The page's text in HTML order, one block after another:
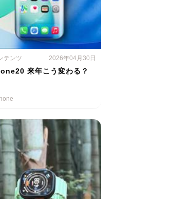
テンツ 2026年04月30日
来年こう変わる？